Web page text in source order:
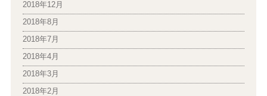
2018年12月
2018年8月
2018年7月
2018年4月
2018年3月
2018年2月